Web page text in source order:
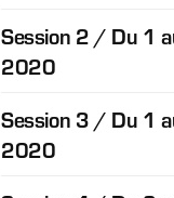
Session 2 / Du 1
2020
Session 3 / Du 1
2020